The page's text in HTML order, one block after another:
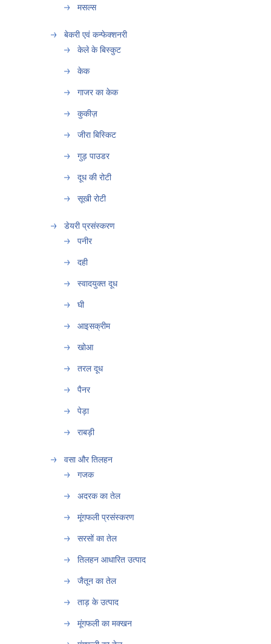
मसल्स
बेकरी एवं कन्फेक्शनरी
केले के बिस्कुट
केक
गाजर का केक
कुकीज़
जीरा बिस्किट
गुड़ पाउडर
दूध की रोटी
सूखी रोटी
डेयरी प्रसंस्करण
पनीर
दही
स्वादयुक्त दूध
घी
आइसक्रीम
खोआ
तरल दूध
पैनर
पेड़ा
राबड़ी
वसा और तिलहन
गजक
अदरक का तेल
मूंगफली प्रसंस्करण
सरसों का तेल
तिलहन आधारित उत्पाद
जैतून का तेल
ताड़ के उत्पाद
मूंगफली का मक्खन